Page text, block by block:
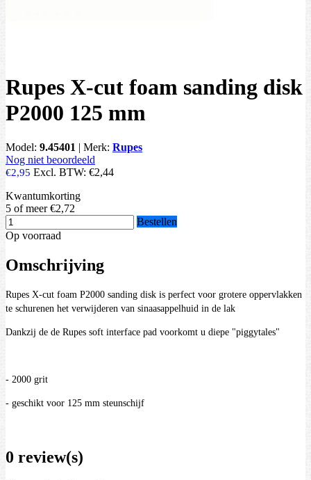
Rupes X-cut foam sanding disk
P2000 125 mm
Model: 9.45401 | Merk: Rupes
Nog niet beoordeeld
€2,95 Excl. BTW: €2,44
Kwantumkorting
5 of meer €2,72
Bestellen
Op voorraad
Omschrijving
Rupes X-cut foam P2000 sanding disk is perfect voor grotere oppervlakken
te schurenen het verwijderen van sinaasappelhuid in de lak
Dankzij de de Rupes soft interface pad voorkomt u diepe "piggytales"
- 2000 grit
- geschikt voor 125 mm steunschijf
0 review(s)